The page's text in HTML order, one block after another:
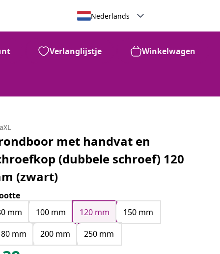
Nederlands
Verlanglijstje Winkelwagen
met handvat en
(dubbele schroef) 120
(zwart)
mm
100 mm 120 mm
150 mm
mm
200 mm 250 mm